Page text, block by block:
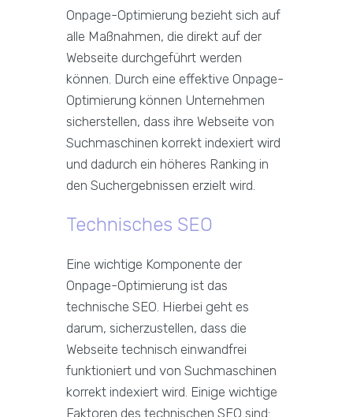
Onpage-Optimierung bezieht sich auf
alle Maßnahmen, die direkt auf der
Webseite durchgeführt werden
können. Durch eine effektive Onpage-
Optimierung können Unternehmen
sicherstellen, dass ihre Webseite von
Suchmaschinen korrekt indexiert wird
und dadurch ein höheres Ranking in
den Suchergebnissen erzielt wird.
Technisches SEO
Eine wichtige Komponente der
Onpage-Optimierung ist das
technische SEO. Hierbei geht es
darum, sicherzustellen, dass die
Webseite technisch einwandfrei
funktioniert und von Suchmaschinen
korrekt indexiert wird. Einige wichtige
Faktoren des technischen SEO sind: